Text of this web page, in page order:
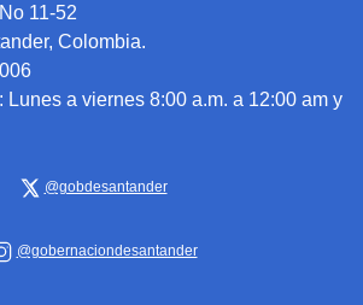
11-52
Colombia.
Lunes a viernes 8:00 a.m. a 12:00 am y
@gobdesantander
@gobernaciondesantander